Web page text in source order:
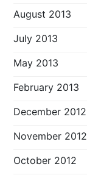
August 2013
July 2013
May 2013
February 2013
December 2012
November 2012
October 2012